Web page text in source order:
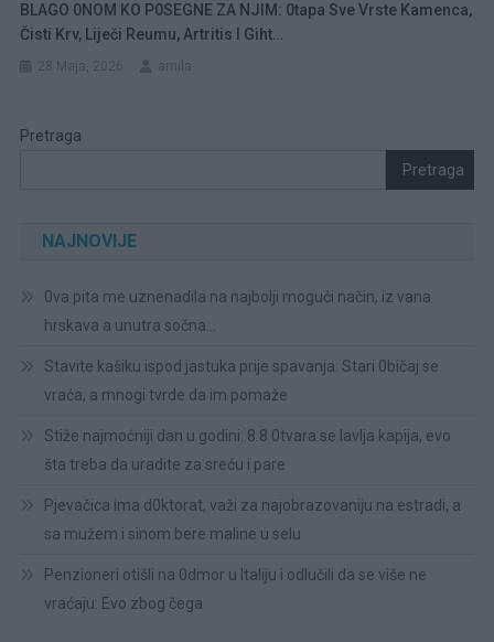
BLAGO 0NOM KO P0SEGNE ZA NJIM: 0tapa Sve Vrste Kamenca,
Čisti Krv, Liječi Reumu, Artritis I Giht…
Pretraga
Pretraga
NAJNOVIJE
0va pita me uznenadila na najbolji mogući način, iz vana
hrskava a unutra sočna…
Stavite kašiku ispod jastuka prije spavanja: Stari 0bičaj se
vraća, a mnogi tvrde da im pomaže
Stiže najmoćniji dan u godini: 8.8 0tvara se lavlja kapija, evo
šta treba da uradite za sreću i pare
Pjevačica ima d0ktorat, važi za najobrazovaniju na estradi, a
sa mužem i sinom bere maline u selu
Penzioneri otišli na 0dmor u Italiju i odlučili da se više ne
vraćaju: Evo zbog čega